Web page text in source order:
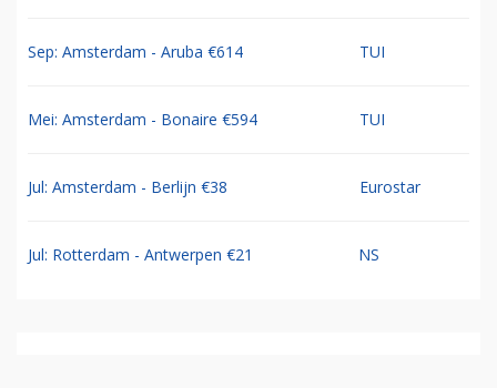
Sep: Amsterdam - Aruba €614 TUI
Mei: Amsterdam - Bonaire €594 TUI
Jul: Amsterdam - Berlijn €38 Eurostar
Jul: Rotterdam - Antwerpen €21 NS